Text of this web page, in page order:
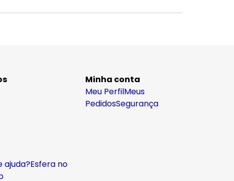
Minha conta
Meu PerfilMeus
PedidosSegurança
ajuda?Esfera no